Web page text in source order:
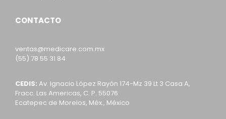
CONTACTO
ventas@medicare.com.mx
(55) 78 55 31 84
CEDIS: Av. Ignacio López Rayón 174-Mz 39 Lt 3 Casa A,
Fracc. Las Americas, C. P. 55076
Ecatepec de Morelos, Méx., México